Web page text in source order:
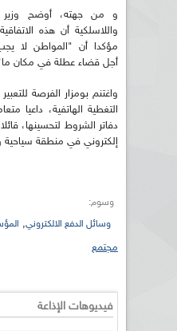
و من جهته، أوضح وزير
واللاسلكية أن هذه
مؤكدا أن "المواطن لا
أجل قضاء عطلة في مكان
واغتنم بومزار الفرصة
التغطية الهاتفية، داعيا
دفاتر الشروط لتحسينها،
إلكتروني في منطقة سياحية
وسوم:
وسائل الدفع الالكتروني,
مجتمع
فيديوهات الإذاعة